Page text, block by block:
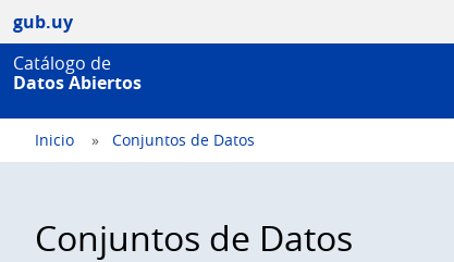
gub.uy
Catálogo de
Datos Abiertos
Inicio Conjuntos de Datos
Conjuntos de Datos